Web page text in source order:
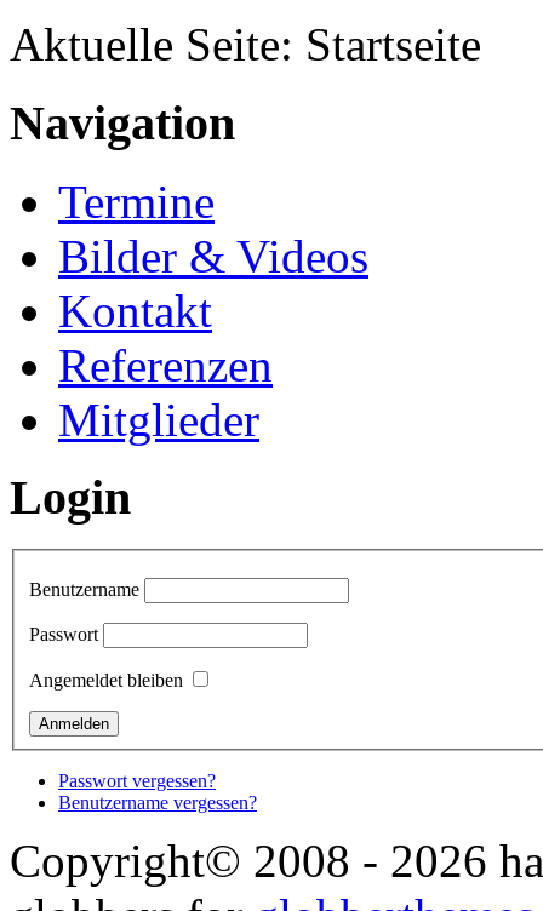
Aktuelle Seite: Startseite
Navigation
Termine
Bilder & Videos
Kontakt
Referenzen
Mitglieder
Login
Benutzername
Passwort
Angemeldet bleiben
Passwort vergessen?
Benutzername vergessen?
Copyright© 2008 - 2026